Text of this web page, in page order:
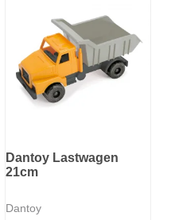
Dantoy Lastwagen
21cm
Dantoy